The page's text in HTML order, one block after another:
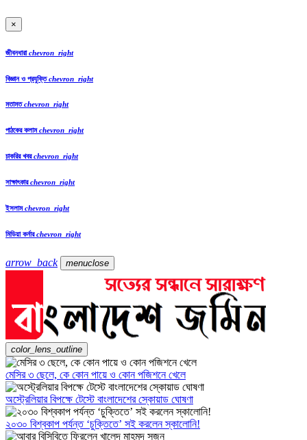
×
জীবনধারাchevron_right
বিজ্ঞান ও প্রযুক্তিchevron_right
মতামতchevron_right
পাঠকের কলামchevron_right
চাকরির খবরchevron_right
সাক্ষাৎকারchevron_right
ইসলামchevron_right
মিডিয়া কর্নারchevron_right
arrow_back menuclose
color_lens_outline
মেসির ৩ ছেলে, কে কোন পায়ে ও কোন পজিশনে খেলে
অস্ট্রেলিয়ার বিপক্ষে টেস্টে বাংলাদেশের স্কোয়াড ঘোষণা
২০৩০ বিশ্বকাপ পর্যন্ত ‘চুক্তিতে’ সই করলেন স্কালোনি!